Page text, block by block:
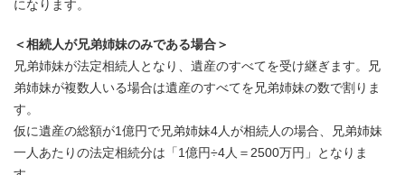
になります。
＜相続人が兄弟姉妹のみである場合＞
兄弟姉妹が法定相続人となり、遺産のすべてを受け継ぎます。兄
弟姉妹が複数人いる場合は遺産のすべてを兄弟姉妹の数で割りま
す。
仮に遺産の総額が1億円で兄弟姉妹4人が相続人の場合、兄弟姉妹
一人あたりの法定相続分は「1億円÷4人＝2500万円」となりま